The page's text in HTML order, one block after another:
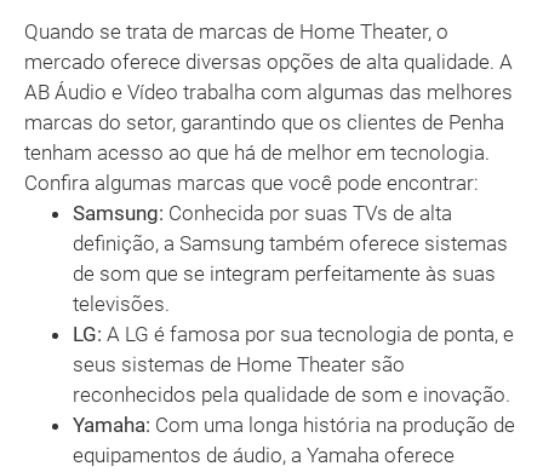
Quando se trata de marcas de Home Theater, o
mercado oferece diversas opções de alta qualidade. A
AB Áudio e Vídeo trabalha com algumas das melhores
marcas do setor, garantindo que os clientes de Penha
tenham acesso ao que há de melhor em tecnologia.
Confira algumas marcas que você pode encontrar:
Samsung: Conhecida por suas TVs de alta
definição, a Samsung também oferece sistemas
de som que se integram perfeitamente às suas
televisões.
LG: A LG é famosa por sua tecnologia de ponta, e
seus sistemas de Home Theater são
reconhecidos pela qualidade de som e inovação.
Yamaha: Com uma longa história na produção de
equipamentos de áudio, a Yamaha oferece